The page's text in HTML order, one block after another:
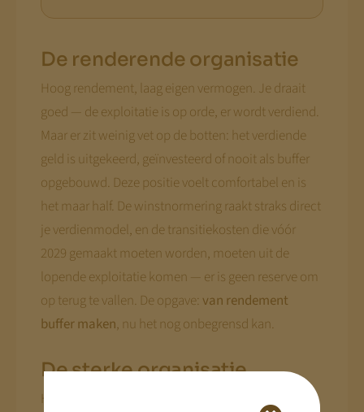
De renderende organisatie
Hoog rendement, laag eigen vermogen. Je draait
goed — de exploitatie is op orde, er wordt verdiend.
Maar er zit weinig vet op de botten: het verdiende
geld is uitgekeerd, geïnvesteerd of nooit als buffer
opgebouwd. Deze positie voelt comfortabel en is
het maar half. De winstnormering raakt straks direct
je verdienmodel, en de transitiekosten die vóór
2029 gemaakt moeten worden, moeten uit de
lopende exploitatie komen — er is geen reserve om
op terug te vallen. De opgave: van rendement
buffer maken, nu het nog onbegrensd kan.
De sterke organisatie
Hoog rendement, hoog eigen vermogen. De